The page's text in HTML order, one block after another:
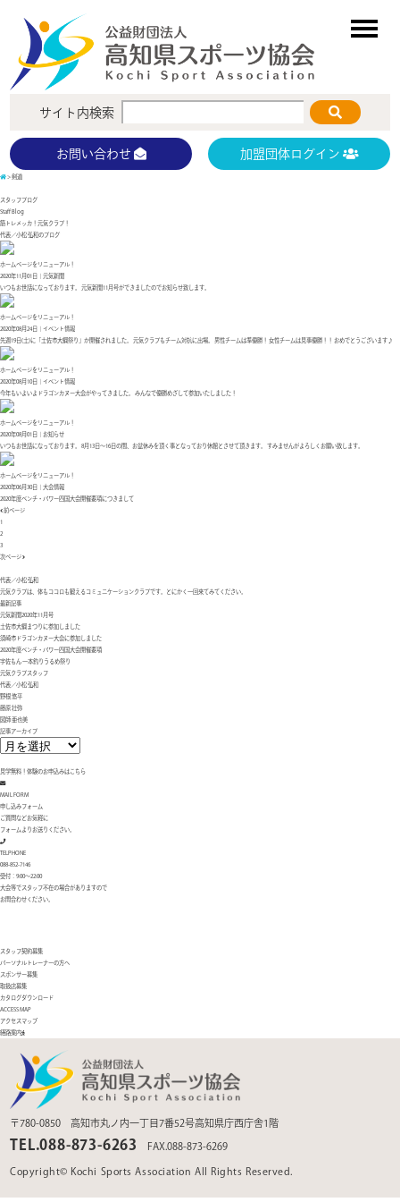
サイト内検索
お問い合わせ 加盟団体ログイン
>剣道
スタッフブログ
Staff Blog
筋トレメッカ！元気クラブ！
代表／小松 弘和のブログ
ホームページをリニューアル！
2020年11月01日│元気新聞
いつもお世話になっております。 元気新聞11月号ができましたのでお知らせ致します。
ホームページをリニューアル！
2020年08月24日│イベント情報
先週19日(土)に「土佐市大綱祭り」か開催されました。 元気クラブもチーム対抗に出場。 男性チームは準優勝！ 女性チームは見事優勝！！ おめでとうございます♪
ホームページをリニューアル！
2020年08月10日│イベント情報
今年もいよいよドラゴンカヌー大会がやってきました。 みんなで優勝めざして参加いたしました！
ホームページをリニューアル！
2020年08月01日│お知らせ
いつもお世話になっております。 8月13日～16日の間、お盆休みを頂く事となっており休館とさせて頂きます。 すみませんがよろしくお願い致します。
ホームページをリニューアル！
2020年06月30日│大会情報
2020年度ベンチ・パワー四国大会開催要項につきまして
前ページ
1
2
3
次ページ
代表／小松 弘和
元気クラブは、体もココロも鍛えるコミュニケーションクラブです。とにかく一回来てみてください。
最新記事
元気新聞2020年11月号
土佐市大綱まつりに参加しました
須崎市ドラゴンカヌー大会に参加しました
2020年度ベンチ・パワー四国大会開催要項
宇佐もん 一本釣りうるめ祭り
元気クラブスタッフ
代表／小松 弘和
野根 悠平
藤原 壮弥
図師 亜也美
記事アーカイブ
見学無料！ 体験のお申込みはこちら
MAIL FORM
申し込みフォーム
ご質問などお気軽に
フォームよりお送りください。
TELPHONE
088-852-7146
受付：9:00〜22:00
大会等でスタッフ不在の場合がありますので
お問合わせください。
スタッフ契約募集
パーソナルトレーナーの方へ
スポンサー募集
取扱店募集
カタログダウンロード
ACCESS MAP
アクセスマップ
経路案内
〒780-0850 高知市丸ノ内一丁目7番52号高知県庁西庁舎1階
TEL.088-873-6263 FAX.088-873-6269
Copyright© Kochi Sports Association All Rights Reserved.